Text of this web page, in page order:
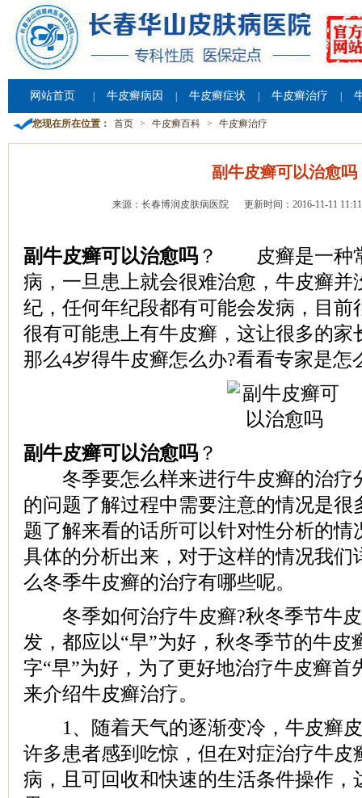
网站首页 牛皮癣病因 牛皮癣症状 牛皮癣治疗
您现在所在位置： 首页 > 牛皮癣百科 > 牛皮癣治疗
副牛皮癣可以治愈吗
来源：长春博润皮肤病医院 更新时间：2016-11-11
副牛皮癣可以治愈吗 ？ 皮癣是一种
病，一旦患上就会很难治愈，牛皮癣并
纪，任何年纪段都有可能会发病，目前
很有可能患上有牛皮癣，这让很多的家
那么4岁得牛皮癣怎么办?看看专家是怎
副牛皮癣可以治愈吗 ？
冬季要怎么样来进行牛皮癣的治疗
的问题了解过程中需要注意的情况是很
题了解来看的话所可以针对性分析的情
具体的分析出来，对于这样的情况我们
么冬季牛皮癣的治疗有哪些呢。
冬季如何治疗牛皮癣?秋冬季节牛皮
发，都应以“早”为好，秋冬季节的牛皮
字“早”为好，为了更好地治疗牛皮癣首
来介绍牛皮癣治疗。
1、随着天气的逐渐变冷，牛皮癣皮
许多患者感到吃惊，但在对症治疗牛皮
病，且可回收和快速的生活条件操作，